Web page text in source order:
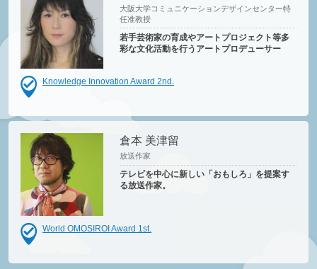
大阪大学コミュニケーションデザインセンター特
任准教授
若手芸術家の育成やアートプロジェクト等多
彩な文化活動を行うアートプロデューサー
Knowledge Innovation Award 2nd.
倉本 美津留
放送作家
テレビを中心に新しい「おもしろ」を提案す
る放送作家。
World OMOSIROI Award 1st.